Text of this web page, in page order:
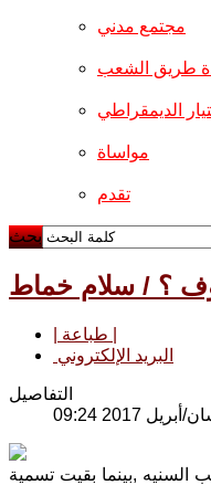
مجتمع مدني
طريق الشعب
الديمقراطي
مواساة
تقدم
بحث
؟ / سلام خماط
البريد الإلكتروني
التفاصيل
,بينما بقيت تسمية